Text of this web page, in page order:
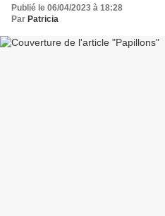
Publié le 06/04/2023 à 18:28
Par Patricia